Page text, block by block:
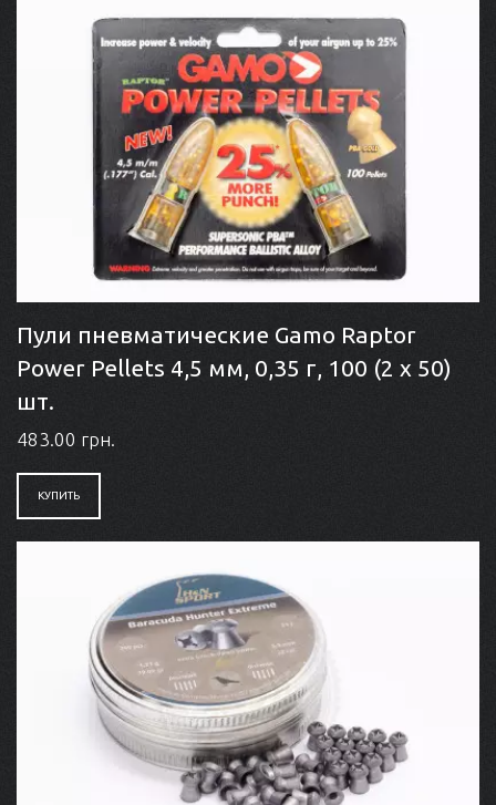
Пули пневматические Gamo Raptor
Power Pellets 4,5 мм, 0,35 г, 100 (2 x 50)
шт.
483.00 грн.
КУПИТЬ